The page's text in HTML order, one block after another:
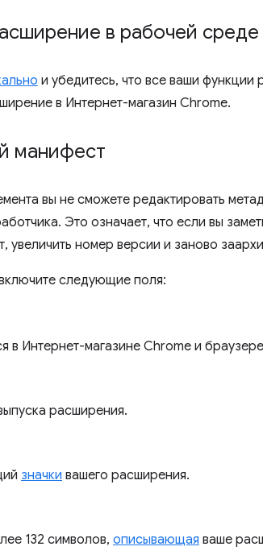
в рабочей среде
и убедитесь, что все ваши
в Интернет-магазин Chrome.
манифест
вы не сможете редактировать
Это означает, что если вы
увеличить номер версии и заново
следующие поля:
в Интернет-магазине Chrome и
расширения.
значки вашего расширения.
132 символов, описывающая ваше